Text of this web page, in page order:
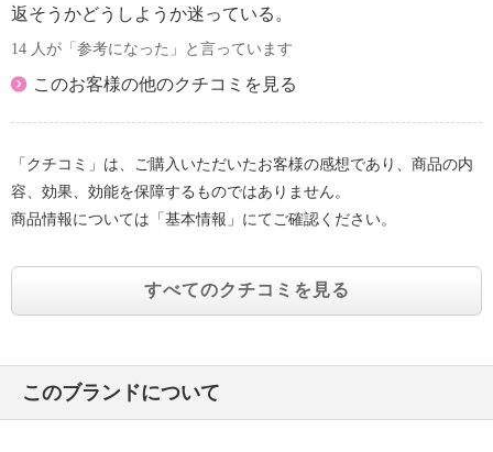
返そうかどうしようか迷っている。
14 人が「参考になった」と言っています
このお客様の他のクチコミを見る
「クチコミ」は、ご購入いただいたお客様の感想であり、商品の内
容、効果、効能を保障するものではありません。
商品情報については「基本情報」にてご確認ください。
すべてのクチコミを見る
このブランドについて